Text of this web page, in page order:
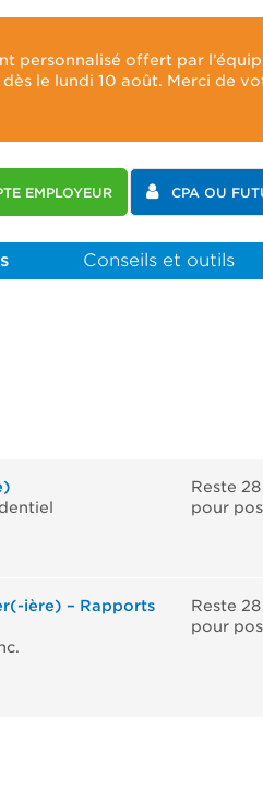
personnalisé offert par
le lundi 10 août. Merci de
EMPLOYEUR CPA OU
Conseils et outils
Reste 28
pour
ière) – Rapports
Reste 28
pour